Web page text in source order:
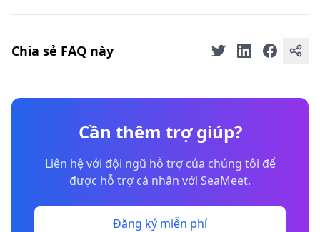
Chia sẻ FAQ này
Cần thêm trợ giúp?
Liên hệ với đội ngũ hỗ trợ của chúng tôi để
được hỗ trợ cá nhân với SeaMeet.
Đăng ký miễn phí